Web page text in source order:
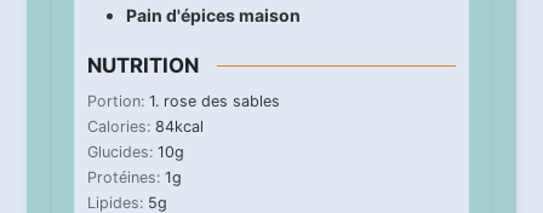
Pain d'épices maison
NUTRITION
Portion: 1. rose des sables
Calories: 84kcal
Glucides: 10g
Protéines: 1g
Lipides: 5g